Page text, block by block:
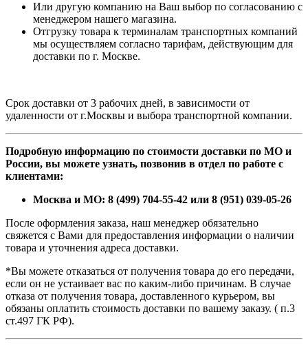
Или другую компанию на Ваш выбор по согласованию с
менеджером нашего магазина.
Отгрузку товара к терминалам транспортных компаний
мы осуществляем согласно тарифам, действующим для
доставки по г. Москве.
Срок доставки от 3 рабочих дней, в зависимости от
удаленности от г.Москвы и выбора транспортной компании.
Подробную информацию по стоимости доставки по МО и
России, вы можете узнать, позвонив в отдел по работе с
клиентами:
Москва и МО: 8 (499) 704-55-42 или 8 (951) 039-05-26
После оформления заказа, наш менеджер обязательно
свяжется с Вами для предоставления информации о наличии
товара и уточнения адреса доставки.
*Вы можете отказаться от получения товара до его передачи,
если он не устаивает вас по каким-либо причинам. В случае
отказа от получения товара, доставленного курьером, вы
обязаны оплатить стоимость доставки по вашему заказу. ( п.3
ст.497 ГК РФ).